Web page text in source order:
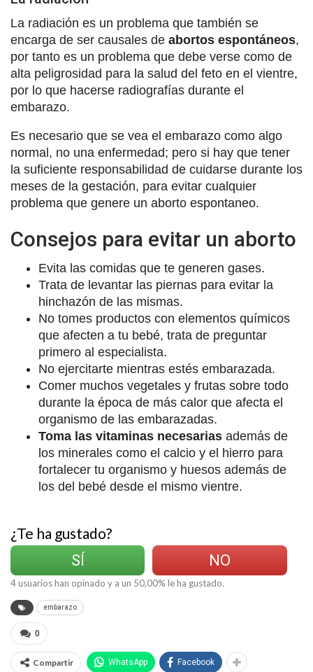
La radiación es un problema que también se
encarga de ser causales de abortos espontáneos,
por tanto es un problema que debe verse como de
alta peligrosidad para la salud del feto en el vientre,
por lo que hacerse radiografías durante el
embarazo.
Es necesario que se vea el embarazo como algo
normal, no una enfermedad; pero si hay que tener
la suficiente responsabilidad de cuidarse durante los
meses de la gestación, para evitar cualquier
problema que genere un aborto espontaneo.
Consejos para evitar un aborto
Evita las comidas que te generen gases.
Trata de levantar las piernas para evitar la
hinchazón de las mismas.
No tomes productos con elementos químicos
que afecten a tu bebé, trata de preguntar
primero al especialista.
No ejercitarte mientras estés embarazada.
Comer muchos vegetales y frutas sobre todo
durante la época de más calor que afecta el
organismo de las embarazadas.
Toma las vitaminas necesarias además de
los minerales como el calcio y el hierro para
fortalecer tu organismo y huesos además de
los del bebé desde el mismo vientre.
¿Te ha gustado?
SÍ
NO
4usuarios han opinado y a un 50,00% le ha gustado.
embarazo
0
Compartir WhatsApp Facebook